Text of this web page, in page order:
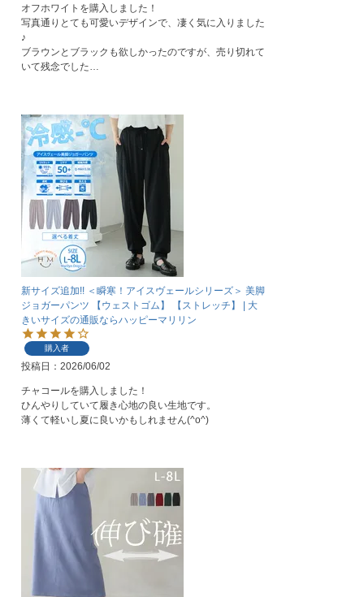
オフホワイトを購入しました！
写真通りとても可愛いデザインで、凄く気に入りました
♪
ブラウンとブラックも欲しかったのですが、売り切れて
いて残念でした…
新サイズ追加!! ＜瞬寒！アイスヴェールシリーズ＞ 美脚
ジョガーパンツ 【ウェストゴム】 【ストレッチ】 | 大
きいサイズの通販ならハッピーマリリン
購入者
投稿日 2026/06/02
チャコールを購入しました！
ひんやりしていて履き心地の良い生地です。
薄くて軽いし夏に良いかもしれません(^o^)